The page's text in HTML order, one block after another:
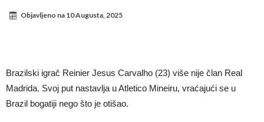
država traži pravdu
Objavljeno na 10 Augusta, 2025
Brazilski igrač Reinier Jesus Carvalho (23) više nije član Real
Madrida. Svoj put nastavlja u Atletico Mineiru, vraćajući se u
Brazil bogatiji nego što je otišao.